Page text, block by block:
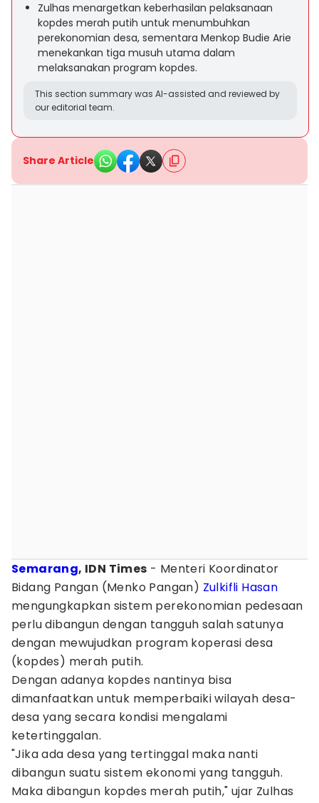
Zulhas menargetkan keberhasilan pelaksanaan
kopdes merah putih untuk menumbuhkan
perekonomian desa, sementara Menkop Budie Arie
menekankan tiga musuh utama dalam
melaksanakan program kopdes.
This section summary was AI-assisted and reviewed by
our editorial team.
Share Article
Semarang, IDN Times - Menteri Koordinator
Bidang Pangan (Menko Pangan) Zulkifli Hasan
mengungkapkan sistem perekonomian pedesaan
perlu dibangun dengan tangguh salah satunya
dengan mewujudkan program koperasi desa
(kopdes) merah putih.
Dengan adanya kopdes nantinya bisa
dimanfaatkan untuk memperbaiki wilayah desa-
desa yang secara kondisi mengalami
ketertinggalan.
"Jika ada desa yang tertinggal maka nanti
dibangun suatu sistem ekonomi yang tangguh.
Maka dibangun kopdes merah putih," ujar Zulhas